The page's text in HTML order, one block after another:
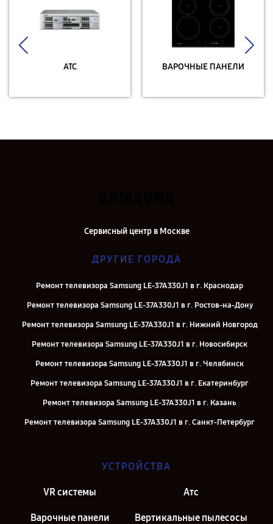
АТС ВАРОЧНЫЕ ПАНЕЛИ
Сервисный центр в Москве
ДРУГИЕ ГОРОДА
Ремонт телевизора Samsung LE-37A330J1 в г. Краснодар
Ремонт телевизора Samsung LE-37A330J1 в г. Ростов-на-Дону
Ремонт телевизора Samsung LE-37A330J1 в г. Нижний Новгород
Ремонт телевизора Samsung LE-37A330J1 в г. Новосибирск
Ремонт телевизора Samsung LE-37A330J1 в г. Челябинск
Ремонт телевизора Samsung LE-37A330J1 в г. Екатеринбург
Ремонт телевизора Samsung LE-37A330J1 в г. Казань
Ремонт телевизора Samsung LE-37A330J1 в г. Санкт-Петербург
УСТРОЙСТВА
VR системы Атс
Варочные панели Вертикальные пылесосы